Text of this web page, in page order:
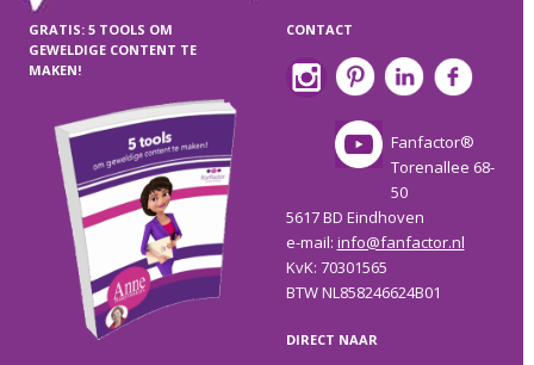
GRATIS: 5 TOOLS OM
GEWELDIGE CONTENT TE
MAKEN!
CONTACT
Fanfactor®
Torenallee 68-
50
5617 BD Eindhoven
e-mail: info@fanfactor.nl
KvK: 70301565
BTW NL858246624B01
DIRECT NAAR